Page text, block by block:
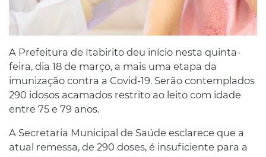
A Prefeitura de Itabirito deu início nesta quinta-
feira, dia 18 de março, a mais uma etapa da
imunização contra a Covid-19. Serão contemplados
290 idosos acamados restrito ao leito com idade
entre 75 e 79 anos.
A Secretaria Municipal de Saúde esclarece que a
atual remessa, de 290 doses, é insuficiente para a